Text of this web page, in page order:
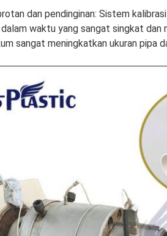
dan pendinginan: Sistem
waktu yang sangat singkat
sangat meningkatkan ukuran pipa